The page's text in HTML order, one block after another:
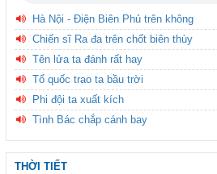
Hà Nội - Điện Biên Phủ trên không
Chiến sĩ Ra đa trên chốt biên thùy
Tên lửa ta đánh rất hay
Tổ quốc trao ta bầu trời
Phi đội ta xuất kích
Tình Bác chắp cánh bay
THỜI TIẾT